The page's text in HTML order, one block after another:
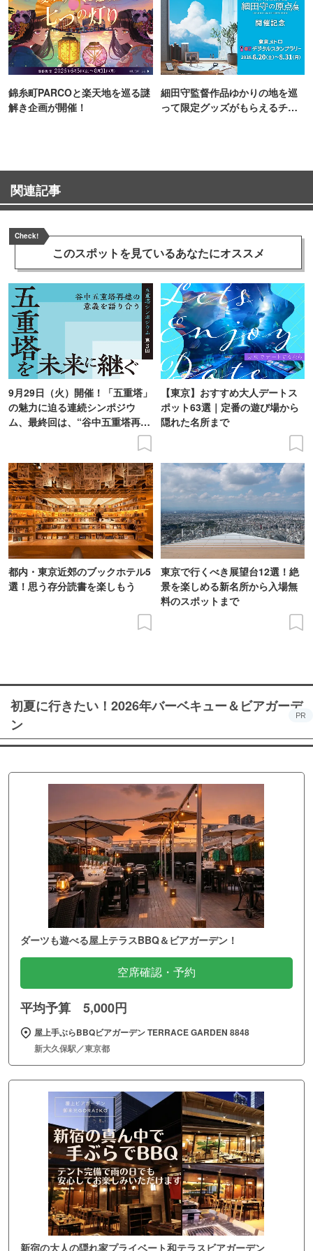
錦糸町PARCOと楽天地を巡る謎
解き企画が開催！
細田守監督作品ゆかりの地を巡
って限定グッズがもらえるチャ
関連記事
Check!
このスポットを見ているあなたにオススメ
9月29日（火）開催！「五重塔」
の魅力に迫る連続シンポジウ
ム、最終回は、“谷中五重塔再建
【東京】おすすめ大人デートス
ポット63選｜定番の遊び場から
隠れた名所まで
都内・東京近郊のブックホテル5
選！思う存分読書を楽しもう
東京で行くべき展望台12選！絶
景を楽しめる新名所から入場無
料のスポットまで
初夏に行きたい！2026年バーベキュー＆ビアガーデ
ン
PR
ダーツも遊べる屋上テラスBBQ＆ビアガーデン！
空席確認・予約
平均予算 5,000円
屋上手ぶらBBQビアガーデン TERRACE GARDEN 8848
新大久保駅／東京都
新宿の大人の隠れ家プライベート和テラスビアガーデン